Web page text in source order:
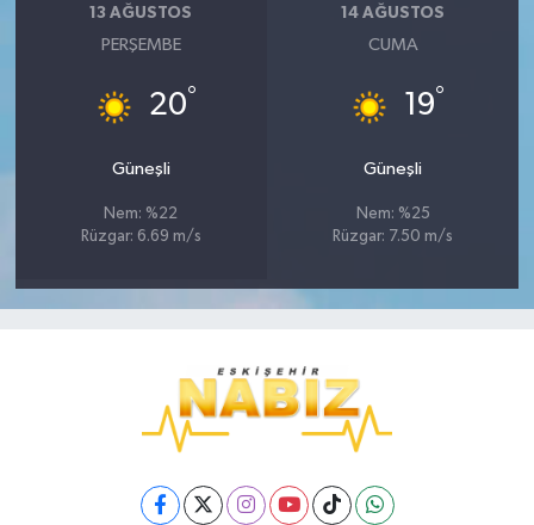
13 AĞUSTOS
PERŞEMBE
20°
Güneşli
Nem: %22
Rüzgar: 6.69 m/s
14 AĞUSTOS
CUMA
19°
Güneşli
Nem: %25
Rüzgar: 7.50 m/s